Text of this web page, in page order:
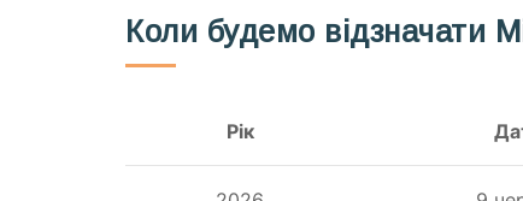
Коли будемо відзначати
Рік